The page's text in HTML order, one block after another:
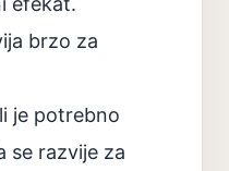
brzo za
je potrebno
se razvije za